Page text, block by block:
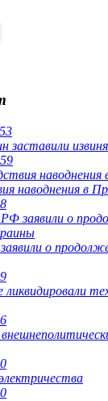
наводнения в
о
ликвидировали